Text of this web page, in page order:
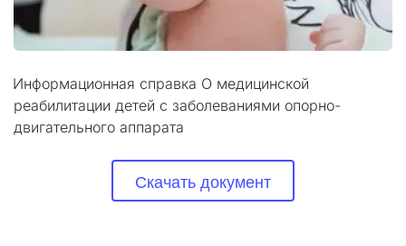
Информационная справка О медицинской
реабилитации детей с заболеваниями опорно-
двигательного аппарата
Скачать документ